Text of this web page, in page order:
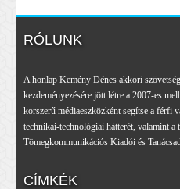
RÓLUNK
A honlap Kemény Dénes akkori
kezdeményezésére jött létre a 2007-es
korszerű médiaeszközként segítse a férfi
technikai-technológiai hátterét, valamint a
Tömegkommunikációs Kiadói és
CÍMKÉK